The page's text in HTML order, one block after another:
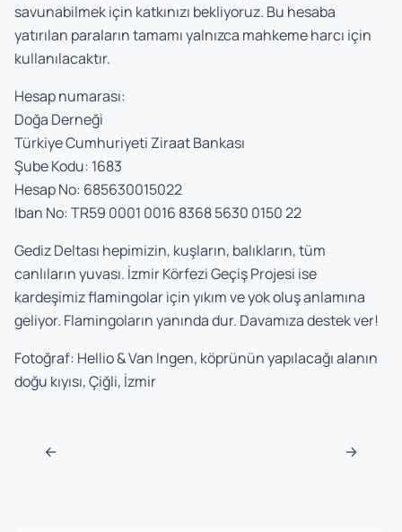
savunabilmek için katkınızı bekliyoruz. Bu hesaba
yatırılan paraların tamamı yalnızca mahkeme harcı için
kullanılacaktır.
Hesap numarası:
Doğa Derneği
Türkiye Cumhuriyeti Ziraat Bankası
Şube Kodu: 1683
Hesap No: 685630015022
Iban No: TR59 0001 0016 8368 5630 0150 22
Gediz Deltası hepimizin, kuşların, balıkların, tüm
canlıların yuvası. İzmir Körfezi Geçiş Projesi ise
kardeşimiz flamingolar için yıkım ve yok oluş anlamına
geliyor. Flamingoların yanında dur. Davamıza destek ver!
Fotoğraf: Hellio & Van Ingen, köprünün yapılacağı alanın
doğu kıyısı, Çiğli, İzmir
Post navigation
← →